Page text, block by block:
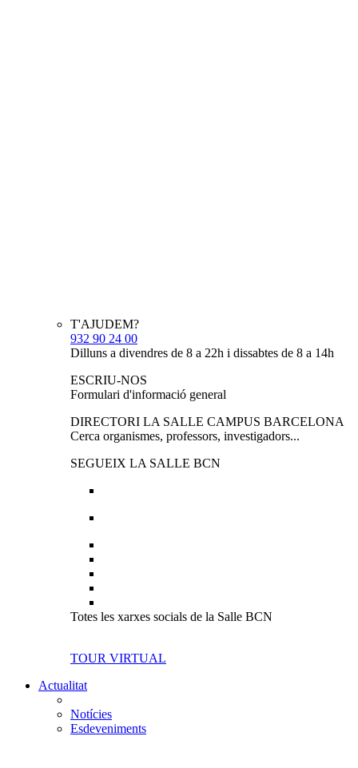
T'AJUDEM?
932 90 24 00
Dilluns a divendres de 8 a 22h i dissabtes de 8 a 14h
ESCRIU-NOS
Formulari d'informació general
DIRECTORI LA SALLE CAMPUS BARCELONA
Cerca organismes, professors, investigadors...
SEGUEIX LA SALLE BCN
Totes les xarxes socials de la Salle BCN
TOUR VIRTUAL
Actualitat
Notícies
Esdeveniments